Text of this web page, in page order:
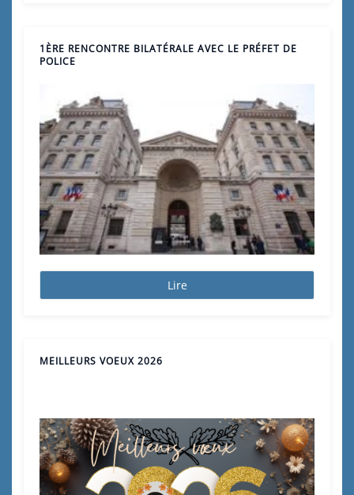
1ÈRE RENCONTRE BILATÉRALE AVEC LE PRÉFET DE
POLICE
Lire
MEILLEURS VOEUX 2026